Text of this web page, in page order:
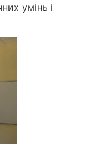
умінь і